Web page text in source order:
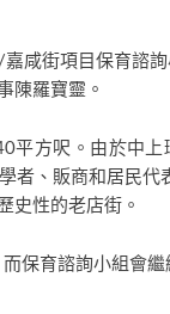
咸街項目保育諮
陳羅寶靈。
平方呎。由於中
者、販商和居民
史性的老店街。
保育諮詢小組會繼